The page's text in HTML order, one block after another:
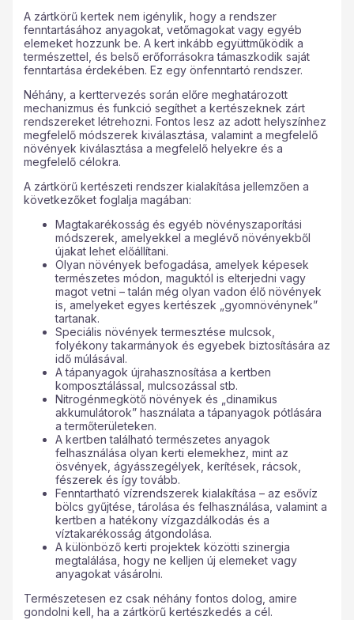
A zártkörű kertek nem igénylik, hogy a rendszer
fenntartásához anyagokat, vetőmagokat vagy egyéb
elemeket hozzunk be. A kert inkább együttműködik a
természettel, és belső erőforrásokra támaszkodik saját
fenntartása érdekében. Ez egy önfenntartó rendszer.
Néhány, a kerttervezés során előre meghatározott
mechanizmus és funkció segíthet a kertészeknek zárt
rendszereket létrehozni. Fontos lesz az adott helyszínhez
megfelelő módszerek kiválasztása, valamint a megfelelő
növények kiválasztása a megfelelő helyekre és a
megfelelő célokra.
A zártkörű kertészeti rendszer kialakítása jellemzően a
következőket foglalja magában:
Magtakarékosság és egyéb növényszaporítási
módszerek, amelyekkel a meglévő növényekből
újakat lehet előállítani.
Olyan növények befogadása, amelyek képesek
természetes módon, maguktól is elterjedni vagy
magot vetni – talán még olyan vadon élő növények
is, amelyeket egyes kertészek „gyomnövénynek”
tartanak.
Speciális növények termesztése mulcsok,
folyékony takarmányok és egyebek biztosítására az
idő múlásával.
A tápanyagok újrahasznosítása a kertben
komposztálással, mulcsozással stb.
Nitrogénmegkötő növények és „dinamikus
akkumulátorok” használata a tápanyagok pótlására
a termőterületeken.
A kertben található természetes anyagok
felhasználása olyan kerti elemekhez, mint az
ösvények, ágyásszegélyek, kerítések, rácsok,
fészerek és így tovább.
Fenntartható vízrendszerek kialakítása – az esővíz
bölcs gyűjtése, tárolása és felhasználása, valamint a
kertben a hatékony vízgazdálkodás és a
víztakarékosság átgondolása.
A különböző kerti projektek közötti szinergia
megtalálása, hogy ne kelljen új elemeket vagy
anyagokat vásárolni.
Természetesen ez csak néhány fontos dolog, amire
gondolni kell, ha a zártkörű kertészkedés a cél.